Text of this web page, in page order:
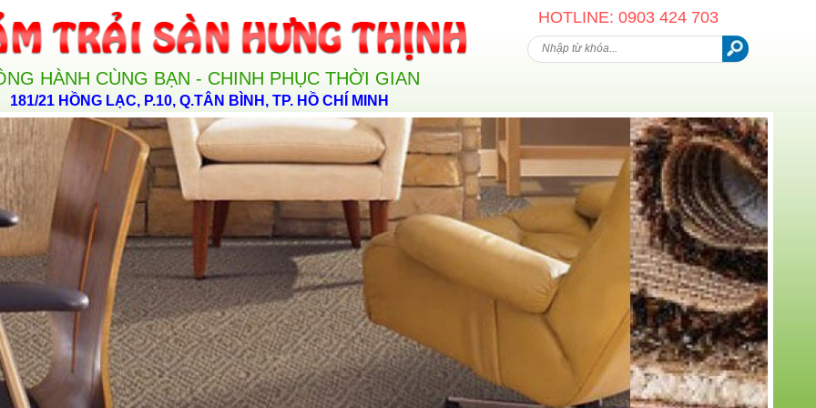
HÀNH CÙNG BẠN - CHINH PHỤC THỜI GIAN
181/21 HỒNG LẠC, P.10, Q.TÂN BÌNH, TP. HỒ CHÍ MINH
HOTLINE: 0903 424 703